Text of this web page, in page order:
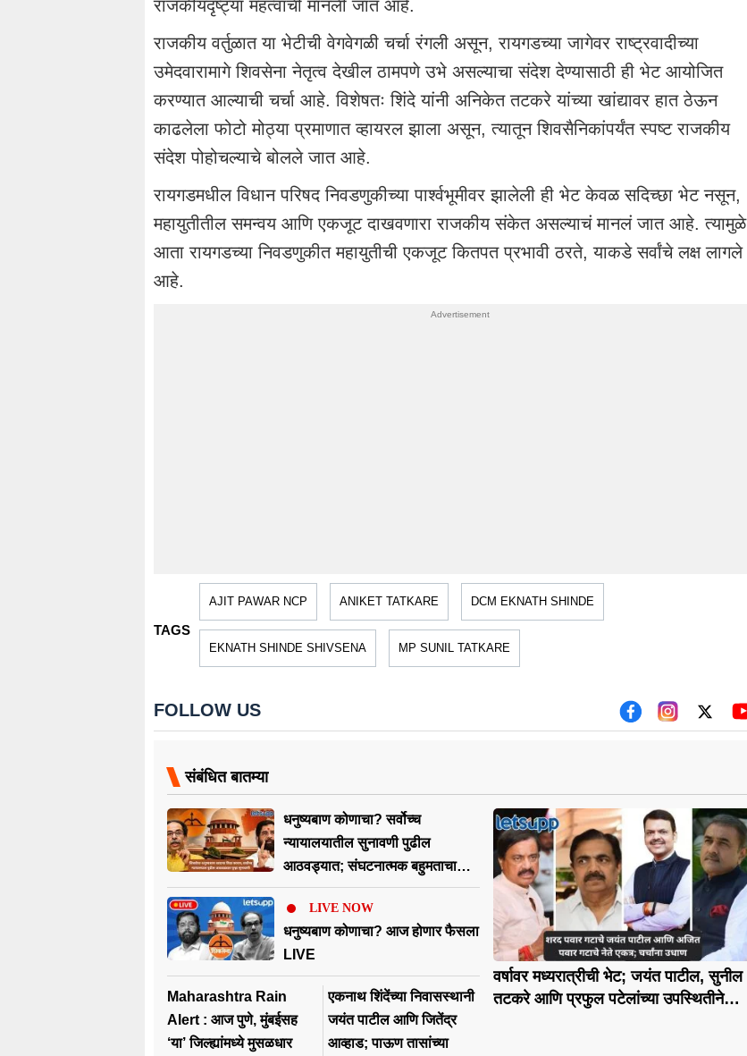
राजकीयदृष्ट्या महत्वाची मानली जात आहे.
राजकीय वर्तुळात या भेटीची वेगवेगळी चर्चा रंगली असून, रायगडच्या जागेवर राष्ट्रवादीच्या
उमेदवारामागे शिवसेना नेतृत्व देखील ठामपणे उभे असल्याचा संदेश देण्यासाठी ही भेट आयोजित
करण्यात आल्याची चर्चा आहे. विशेषतः शिंदे यांनी अनिकेत तटकरे यांच्या खांद्यावर हात ठेऊन
काढलेला फोटो मोठ्या प्रमाणात व्हायरल झाला असून, त्यातून शिवसैनिकांपर्यंत स्पष्ट राजकीय
संदेश पोहोचल्याचे बोलले जात आहे.
रायगडमधील विधान परिषद निवडणुकीच्या पार्श्वभूमीवर झालेली ही भेट केवळ सदिच्छा भेट नसून,
महायुतीतील समन्वय आणि एकजूट दाखवणारा राजकीय संकेत असल्याचं मानलं जात आहे. त्यामुळे
आता रायगडच्या निवडणुकीत महायुतीची एकजूट कितपत प्रभावी ठरते, याकडे सर्वांचे लक्ष लागले
आहे.
TAGS
AJIT PAWAR NCP ANIKET TATKARE DCM EKNATH SHINDE
EKNATH SHINDE SHIVSENA MP SUNIL TATKARE
FOLLOW US
संबंधित बातम्या
धनुष्यबाण कोणाचा? सर्वोच्च
न्यायालयातील सुनावणी पुढील
आठवड्यात; संघटनात्मक बहुमताचा
ठाकरे गटाचा दावा
LIVE NOW
धनुष्यबाण कोणाचा? आज होणार फैसला
LIVE
Maharashtra Rain
Alert : आज पुणे, मुंबईसह
‘या’ जिल्ह्यांमध्ये मुसळधार
एकनाथ शिंदेंच्या निवासस्थानी
जयंत पाटील आणि जितेंद्र
आव्हाड; पाऊण तासांच्या
वर्षावर मध्यरात्रीची भेट; जयंत पाटील, सुनील
तटकरे आणि प्रफुल पटेलांच्या उपस्थितीने